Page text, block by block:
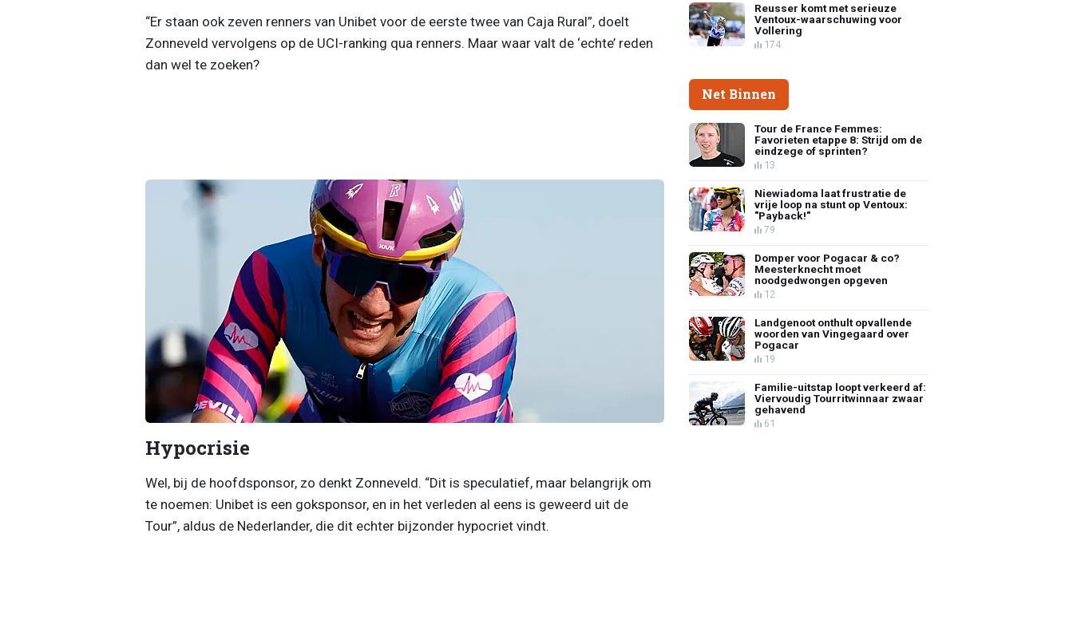
“Er staan ook zeven renners van Unibet voor de eerste twee van Caja Rural”, doelt
Zonneveld vervolgens op de UCI-ranking qua renners. Maar waar valt de ‘echte’ reden
dan wel te zoeken?
Hypocrisie
Wel, bij de hoofdsponsor, zo denkt Zonneveld. “Dit is speculatief, maar belangrijk om
te noemen: Unibet is een goksponsor, en in het verleden al eens is geweerd uit de
Tour”, aldus de Nederlander, die dit echter bijzonder hypocriet vindt.
Reusser komt met serieuze
Ventoux-waarschuwing voor
Vollering
174
Net Binnen
Tour de France Femmes:
Favorieten etappe 8: Strijd om de
eindzege of sprinten?
13
Niewiadoma laat frustratie de
vrije loop na stunt op Ventoux:
"Payback!"
79
Domper voor Pogacar & co?
Meesterknecht moet
noodgedwongen opgeven
12
Landgenoot onthult opvallende
woorden van Vingegaard over
Pogacar
19
Familie-uitstap loopt verkeerd af:
Viervoudig Tourritwinnaar zwaar
gehavend
61